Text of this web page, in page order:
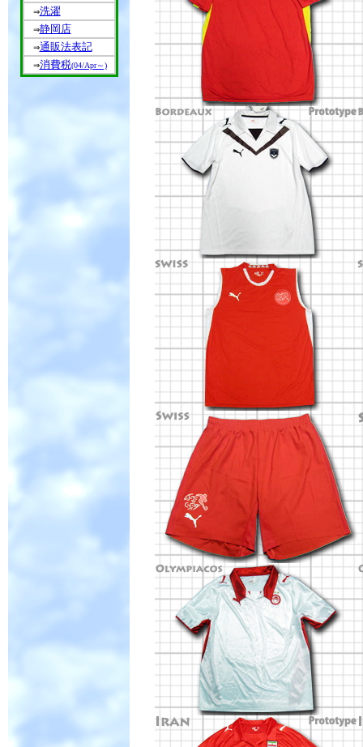
⇒洗濯
⇒静岡店
⇒通販法表記
⇒消費税(04/Apr～)